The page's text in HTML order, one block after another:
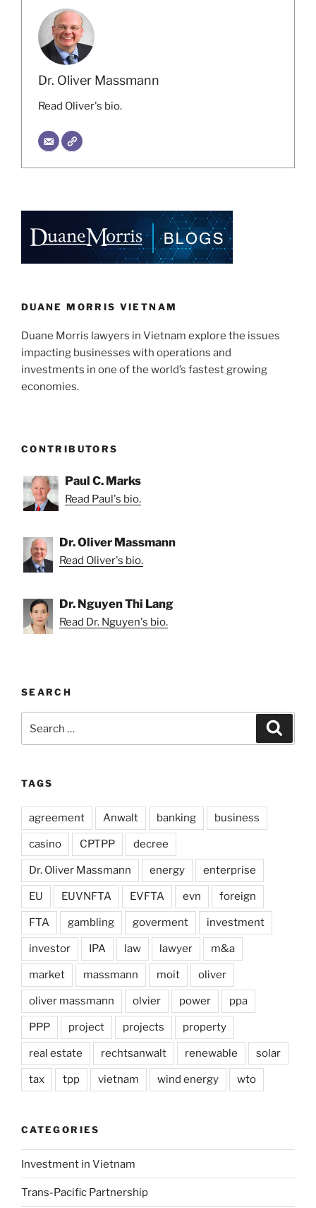
Dr. Oliver Massmann
Read Oliver's bio.
DUANE MORRIS VIETNAM
Duane Morris lawyers in Vietnam explore the issues
impacting businesses with operations and
investments in one of the world’s fastest growing
economies.
CONTRIBUTORS
Paul C. Marks
Read Paul's bio.
Dr. Oliver Massmann
Read Oliver's bio.
Dr. Nguyen Thi Lang
Read Dr. Nguyen's bio.
SEARCH
for:
TAGS
agreement Anwalt banking business
casino CPTPP decree
Dr. Oliver Massmann energy enterprise
EU EUVNFTA EVFTA evn foreign
FTA gambling goverment investment
investor IPA law lawyer m&a
market massmann moit oliver
oliver massmann olvier power ppa
PPP project projects property
real estate rechtsanwalt renewable solar
tax tpp vietnam wind energy wto
CATEGORIES
Investment in Vietnam
Trans-Pacific Partnership